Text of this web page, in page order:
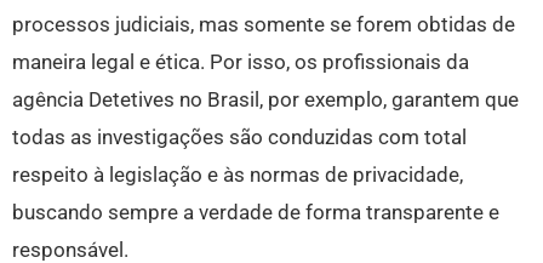
processos judiciais, mas somente se forem obtidas de
maneira legal e ética. Por isso, os profissionais da
agência Detetives no Brasil, por exemplo, garantem que
todas as investigações são conduzidas com total
respeito à legislação e às normas de privacidade,
buscando sempre a verdade de forma transparente e
responsável.